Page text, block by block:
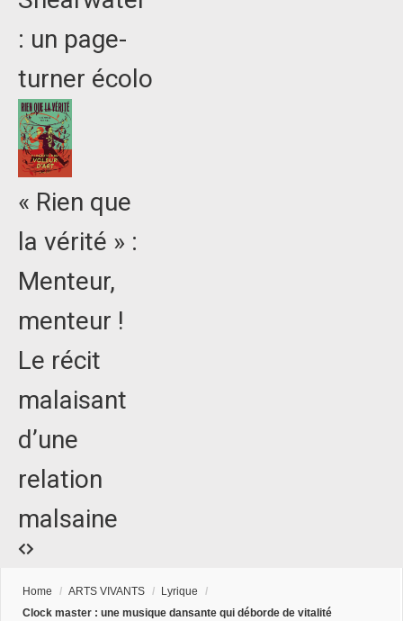
: un page-
turner écolo
« Rien que
la vérité » :
Menteur,
menteur !
Le récit
malaisant
d’une
relation
malsaine
Home / ARTS VIVANTS / Lyrique
/
Clock master : une musique dansante qui déborde de vitalité